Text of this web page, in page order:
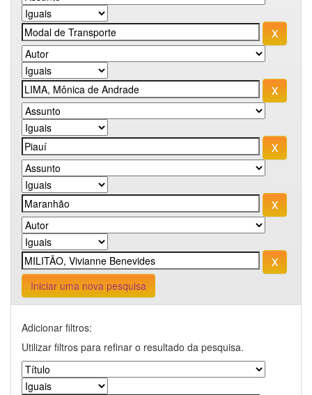
Iniciar uma nova pesquisa
Adicionar filtros:
Utilizar filtros para refinar o resultado da pesquisa.